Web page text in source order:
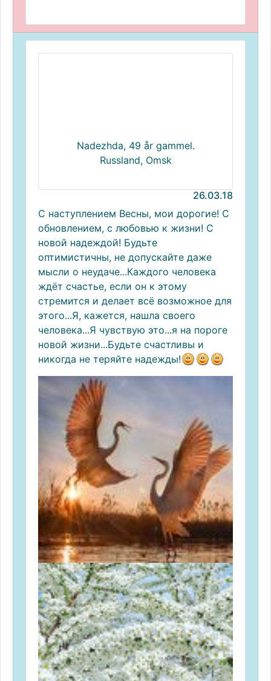
Nadezhda, 49 år gammel.
Russland, Omsk
26.03.18
С наступлением Весны, мои дорогие! С
обновлением, с любовью к жизни! С
новой надеждой! Будьте
оптимистичны, не допускайте даже
мысли о неудаче...Каждого человека
ждёт счастье, если он к этому
стремится и делает всё возможное для
этого...Я, кажется, нашла своего
человека...Я чувствую это...я на пороге
новой жизни...Будьте счастливы и
никогда не теряйте надежды!